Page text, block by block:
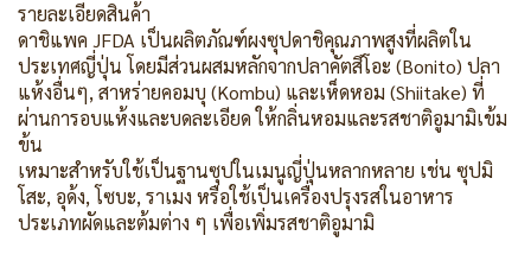
รายละเอียดสินค้า
ดาชิแพค JFDA เป็นผลิตภัณฑ์ผงซุปดาชิคุณภาพสูงที่ผลิตใน
ประเทศญี่ปุ่น โดยมีส่วนผสมหลักจากปลาคัตสึโอะ (Bonito) ปลา
แห้งอื่นๆ, สาหร่ายคอมบุ (Kombu) และเห็ดหอม (Shiitake) ที่
ผ่านการอบแห้งและบดละเอียด ให้กลิ่นหอมและรสชาติอูมามิเข้ม
ข้น
เหมาะสำหรับใช้เป็นฐานซุปในเมนูญี่ปุ่นหลากหลาย เช่น ซุปมิ
โสะ, อุด้ง, โซบะ, ราเมง หรือใช้เป็นเครื่องปรุงรสในอาหาร
ประเภทผัดและต้มต่าง ๆ เพื่อเพิ่มรสชาติอูมามิ